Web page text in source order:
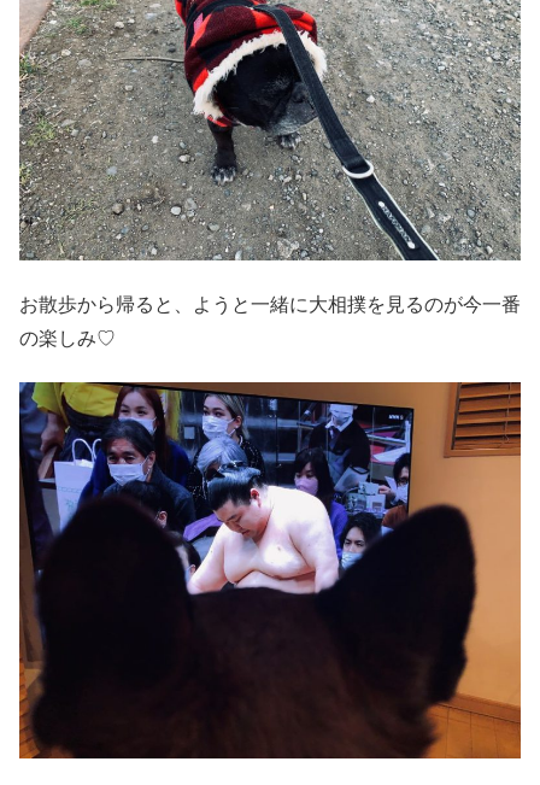
お散歩から帰ると、ようと一緒に大相撲を見るのが今一番
の楽しみ♡